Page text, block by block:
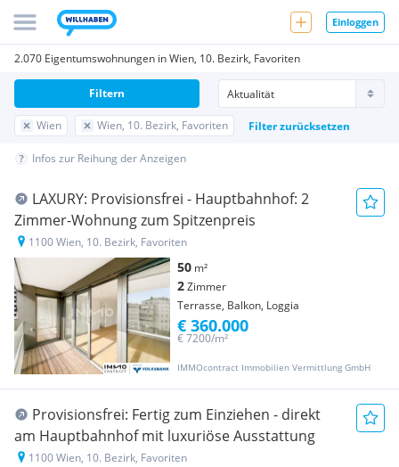
Einloggen
2.070 Eigentumswohnungen in Wien, 10. Bezirk, Favoriten
Wien Wien, 10. Bezirk, Favoriten Filter zurücksetzen
Filtern
Infos zur Reihung der Anzeigen
LAXURY: Provisionsfrei - Hauptbahnhof: 2
Zimmer-Wohnung zum Spitzenpreis
1100 Wien, 10. Bezirk, Favoriten
50 m²
2Zimmer
Terrasse, Balkon, Loggia
IMMOcontract Immobilien Vermittlung GmbH
€ 7200/m²
€ 360.000
Provisionsfrei: Fertig zum Einziehen - direkt
am Hauptbahnhof mit luxuriöse Ausstattung
1100 Wien, 10. Bezirk, Favoriten